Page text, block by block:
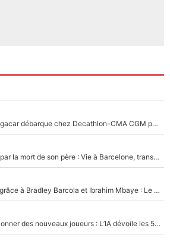
Un coéquipier de Tadej Pogacar débarque chez Decathlon-CMA CGM pour épauler Paul Seixas : «Mes meilleures années sont à venir»
Lionel Messi est endeuillé par la mort de son père : Vie à Barcelone, transfert au PSG... voilà comment Jorge Messi a joué un rôle essentiel dans sa carrière !
Un record bientôt explosé grâce à Bradley Barcola et Ibrahim Mbaye : Le PSG sur le point de réaliser un mercato historique ?
Zinédine Zidane va sélectionner des nouveaux joueurs : L’IA dévoile les 5 cracks qui pourraient rapidement le rejoindre en équipe de France !